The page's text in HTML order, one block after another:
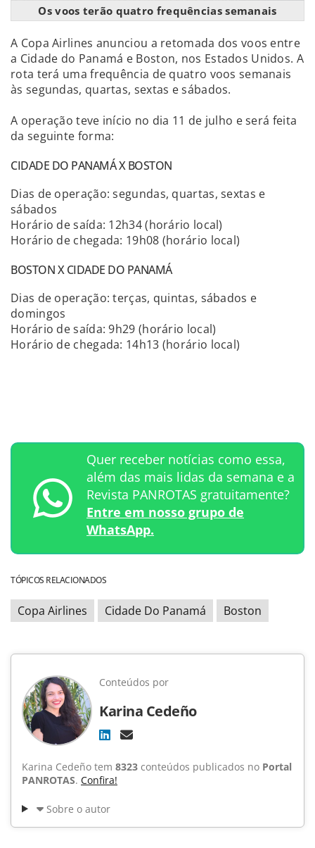
Os voos terão quatro frequências semanais
A Copa Airlines anunciou a retomada dos voos entre
a Cidade do Panamá e Boston, nos Estados Unidos. A
rota terá uma frequência de quatro voos semanais
às segundas, quartas, sextas e sábados.
A operação teve início no dia 11 de julho e será feita
da seguinte forma:
CIDADE DO PANAMÁ X BOSTON
Dias de operação: segundas, quartas, sextas e
sábados
Horário de saída: 12h34 (horário local)
Horário de chegada: 19h08 (horário local)
BOSTON X CIDADE DO PANAMÁ
Dias de operação: terças, quintas, sábados e
domingos
Horário de saída: 9h29 (horário local)
Horário de chegada: 14h13 (horário local)
Quer receber notícias como essa,
além das mais lidas da semana e a
Revista PANROTAS gratuitamente?
Entre em nosso grupo de
WhatsApp.
TÓPICOS RELACIONADOS
Copa Airlines Cidade Do Panamá Boston
Conteúdos por
Karina Cedeño
Karina Cedeño tem 8323 conteúdos publicados no Portal
PANROTAS. Confira!
Sobre o autor